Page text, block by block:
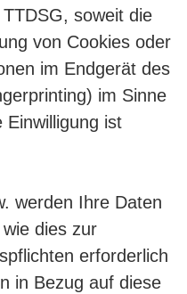
soweit die
von Cookies oder
im Endgerät des
im Sinne
ist
werden Ihre Daten
dies zur
erforderlich
in Bezug auf diese